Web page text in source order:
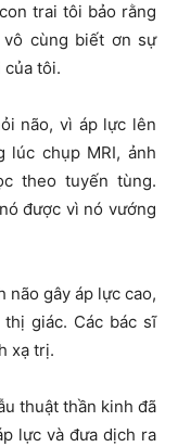
trai tôi bảo rằng
vô cùng biết ơn sự
của tôi.
não, vì áp lực lên
lúc chụp MRI, ảnh
theo tuyến tùng.
được vì nó vướng
gây áp lực cao,
giác. Các bác sĩ
xạ trị.
thuật thần kinh đã
lực và đưa dịch ra